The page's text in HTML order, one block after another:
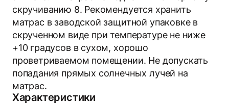
скручиванию 8. Рекомендуется хранить
матрас в заводской защитной упаковке в
скрученном виде при температуре не ниже
+10 градусов в сухом, хорошо
проветриваемом помещении. Не допускать
попадания прямых солнечных лучей на
матрас.
Характеристики